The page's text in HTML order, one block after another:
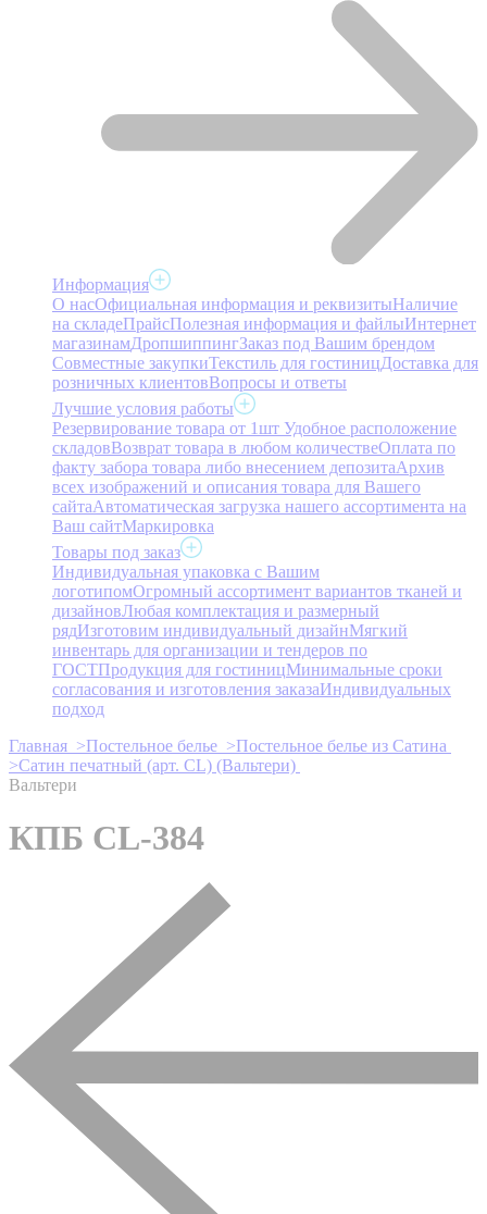
Информация
О насОфициальная информация и реквизитыНаличие
на складеПрайсПолезная информация и файлыИнтернет
магазинамДропшиппингЗаказ под Вашим брендом
Совместные закупкиТекстиль для гостиницДоставка для
розничных клиентовВопросы и ответы
Лучшие условия работы
Резервирование товара от 1шт Удобное расположение
складовВозврат товара в любом количествеОплата по
факту забора товара либо внесением депозитаАрхив
всех изображений и описания товара для Вашего
сайтаАвтоматическая загрузка нашего ассортимента на
Ваш сайтМаркировка
Товары под заказ
Индивидуальная упаковка с Вашим
логотипомОгромный ассортимент вариантов тканей и
дизайновЛюбая комплектация и размерный
рядИзготовим индивидуальный дизайнМягкий
инвентарь для организации и тендеров по
ГОСТПродукция для гостиницМинимальные сроки
согласования и изготовления заказаИндивидуальных
подход
Главная >Постельное белье >Постельное белье из Сатина
>Сатин печатный (арт. СL) (Вальтери)
Вальтери
КПБ CL-384